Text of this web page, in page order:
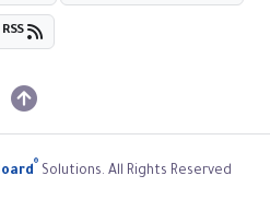
RSS
® Solutions. All Rights Reserved